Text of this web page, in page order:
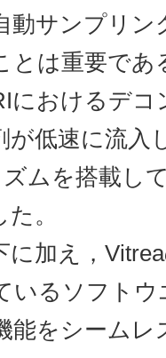
動サンプリン
とは重要であ
におけるデ
が低速に流入
ムを搭載し
。
に加え，
いるソフト
能をシーム